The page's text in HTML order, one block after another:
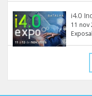
i4.0
11 nov